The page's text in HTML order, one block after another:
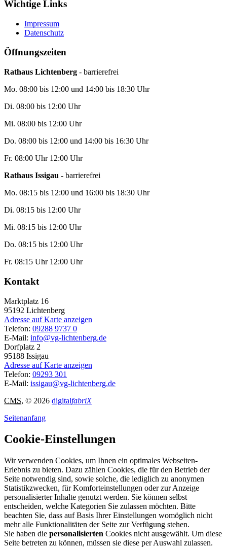
Wichtige Links
Impressum
Datenschutz
Öffnungszeiten
Rathaus Lichtenberg - barrierefrei
Mo. 08:00 bis 12:00 und 14:00 bis 18:30 Uhr
Di. 08:00 bis 12:00 Uhr
Mi. 08:00 bis 12:00 Uhr
Do. 08:00 bis 12:00 und 14:00 bis 16:30 Uhr
Fr. 08:00 Uhr 12:00 Uhr
Rathaus Issigau - barrierefrei
Mo. 08:15 bis 12:00 und 16:00 bis 18:30 Uhr
Di. 08:15 bis 12:00 Uhr
Mi. 08:15 bis 12:00 Uhr
Do. 08:15 bis 12:00 Uhr
Fr. 08:15 Uhr 12:00 Uhr
Kontakt
Marktplatz 16
95192 Lichtenberg
Adresse auf Karte anzeigen
Telefon: 09288 9737 0
E-Mail: info@vg-lichtenberg.de
Dorfplatz 2
95188 Issigau
Adresse auf Karte anzeigen
Telefon: 09293 301
E-Mail: issigau@vg-lichtenberg.de
CMS, © 2026 digitalfabriX
Seitenanfang
Cookie-Einstellungen
Wir verwenden Cookies, um Ihnen ein optimales Webseiten-
Erlebnis zu bieten. Dazu zählen Cookies, die für den Betrieb der
Seite notwendig sind, sowie solche, die lediglich zu anonymen
Statistikzwecken, für Komforteinstellungen oder zur Anzeige
personalisierter Inhalte genutzt werden. Sie können selbst
entscheiden, welche Kategorien Sie zulassen möchten. Bitte
beachten Sie, dass auf Basis Ihrer Einstellungen womöglich nicht
mehr alle Funktionalitäten der Seite zur Verfügung stehen.
Sie haben die personalisierten Cookies nicht ausgewählt. Um diese
Seite betreten zu können, müssen sie diese per Auswahl zulassen.